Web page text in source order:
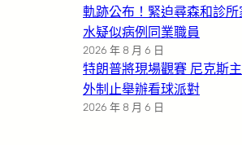
軌跡公布！緊迫尋森和診
水疑似病例同業職員
2026 年 8 月 6 日
特朗普將現場觀賽 尼克斯
外制止舉辦看球派對
2026 年 8 月 6 日